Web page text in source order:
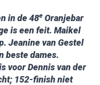
in de 48e Oranjebar
is een feit. Maikel
Jeanine van Gestel
beste dames.
voor Dennis van der
152-finish niet